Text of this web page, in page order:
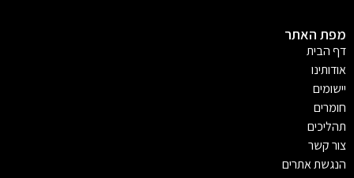
מפת האתר
דף הבית
אודותינו
יישומים
חומרים
תהליכים
צור קשר
הנגשת אתרים